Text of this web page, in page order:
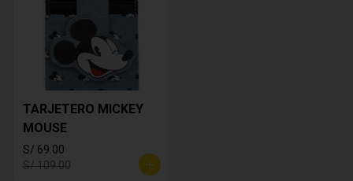
TARJETERO MICKEY
MOUSE
S/ 69.00
S/ 109.00